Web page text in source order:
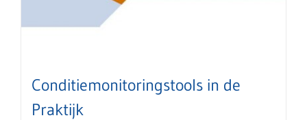
Conditiemonitoringstools in de
Praktijk